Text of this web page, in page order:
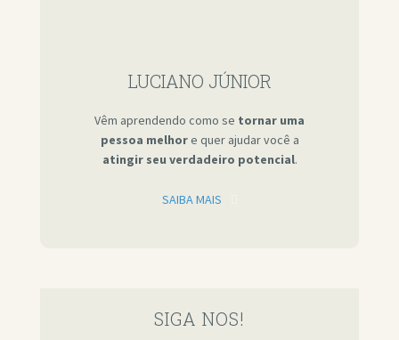
LUCIANO JÚNIOR
Vêm aprendendo como se tornar uma
pessoa melhore quer ajudar você a
atingir seu verdadeiro potencial.
SAIBA MAIS
SIGA NOS!